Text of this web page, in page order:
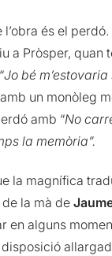
és el
a Pròsper, quan
Jo bé
un monòleg
amb “No
la memòria”.
la magnífica
la mà de
en alguns